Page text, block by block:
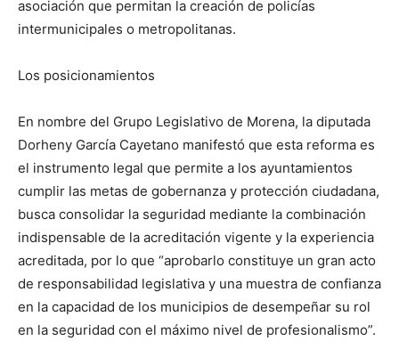
asociación que permitan la creación de policías
intermunicipales o metropolitanas.
Los posicionamientos
En nombre del Grupo Legislativo de Morena, la diputada
Dorheny García Cayetano manifestó que esta reforma es
el instrumento legal que permite a los ayuntamientos
cumplir las metas de gobernanza y protección ciudadana,
busca consolidar la seguridad mediante la combinación
indispensable de la acreditación vigente y la experiencia
acreditada, por lo que “aprobarlo constituye un gran acto
de responsabilidad legislativa y una muestra de confianza
en la capacidad de los municipios de desempeñar su rol
en la seguridad con el máximo nivel de profesionalismo”.